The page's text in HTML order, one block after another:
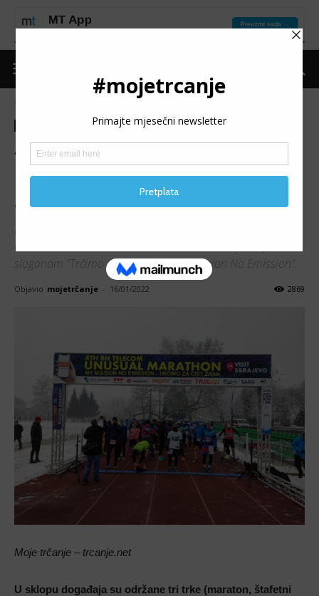
Vijesti
4. UNUSUAL MARATHON:
Hastor i Stolić najbrži na
sarajevskih 42.195m
Danas je u organizaciji udruženja "Dečki u plavom" održan
četvrti “BH TELECOM Unusual Marathon Sarajevo” pod
sloganom “Trčimo za čist zrak – My Mission No Emission”.
Objavio mojetrčanje - 16/01/2022 2869
Moje trčanje – trcanje.net
U sklopu događaja su održane tri trke (maraton, štafetni